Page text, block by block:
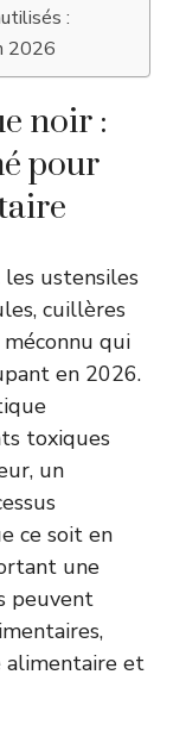
:
2026
noir :
pour
les ustensiles
cuillères
qui
en 2026.
toxiques
un
ce soit en
une
peuvent
alimentaire et